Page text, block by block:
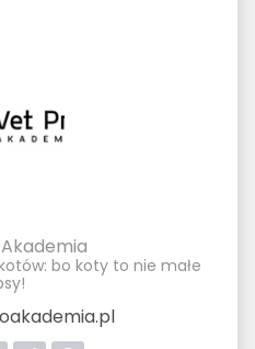
bo koty to nie małe